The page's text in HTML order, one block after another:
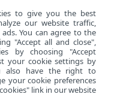
to give you the best
our website traffic,
You can agree to the
"Accept all and close",
by choosing "Accept
your cookie settings by
also have the right to
your cookie preferences
link in our website